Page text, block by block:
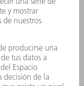
chaflanes
por láser.
las chapas
sencilla y
la diversidad
significa que